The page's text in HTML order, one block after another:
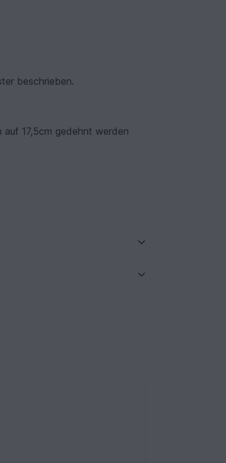
beschrieben.
17,5cm gedehnt werden